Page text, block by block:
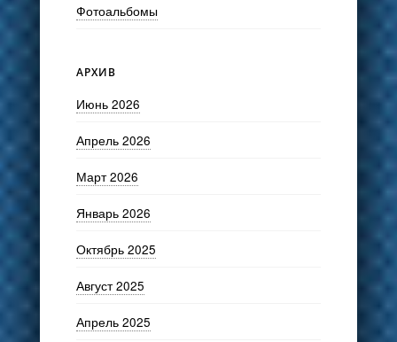
Фотоальбомы
АРХИВ
Июнь 2026
Апрель 2026
Март 2026
Январь 2026
Октябрь 2025
Август 2025
Апрель 2025